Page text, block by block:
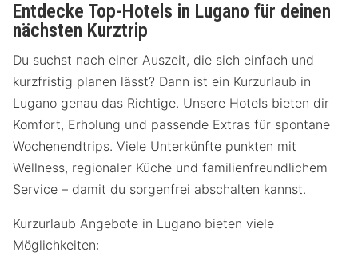
Entdecke Top-Hotels in Lugano für deinen
nächsten Kurztrip
Du suchst nach einer Auszeit, die sich einfach und
kurzfristig planen lässt? Dann ist ein Kurzurlaub in
Lugano genau das Richtige. Unsere Hotels bieten dir
Komfort, Erholung und passende Extras für spontane
Wochenendtrips. Viele Unterkünfte punkten mit
Wellness, regionaler Küche und familienfreundlichem
Service – damit du sorgenfrei abschalten kannst.
Kurzurlaub Angebote in Lugano bieten viele
Möglichkeiten: